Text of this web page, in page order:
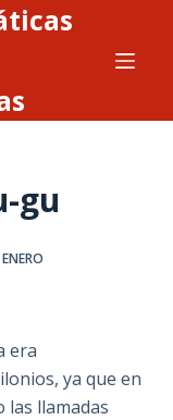
gu
era
ya que en
las llamadas